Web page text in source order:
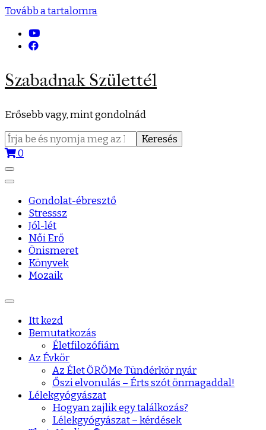
Tovább a tartalomra
Szabadnak Születtél
Erősebb vagy, mint gondolnád
Keresés:
0
Gondolat-ébresztő
Stresssz
Jól-lét
Női Erő
Önismeret
Könyvek
Mozaik
Itt kezd
Bemutatkozás
Életfilozófiám
Az Évkör
Az Élet ÖRÖMe Tündérkör nyár
Őszi elvonulás – Érts szót önmagaddal!
Lélekgyógyászat
Hogyan zajlik egy találkozás?
Lélekgyógyászat – kérdések